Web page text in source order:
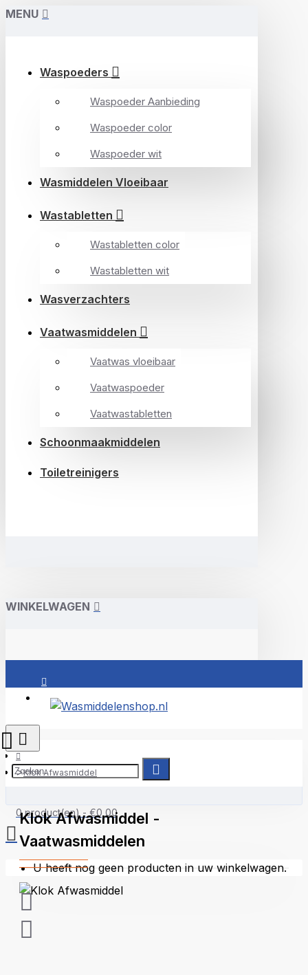
MENU
Waspoeders
Waspoeder Aanbieding
Waspoeder color
Waspoeder wit
Wasmiddelen Vloeibaar
Wastabletten
Wastabletten color
Wastabletten wit
Wasverzachters
Vaatwasmiddelen
Vaatwas vloeibaar
Vaatwaspoeder
Vaatwastabletten
Schoonmaakmiddelen
Toiletreinigers
WINKELWAGEN
0 product(en) - €0,00
U heeft nog geen producten in uw winkelwagen.
Klok Afwasmiddel
Klok Afwasmiddel -
Vaatwasmiddelen